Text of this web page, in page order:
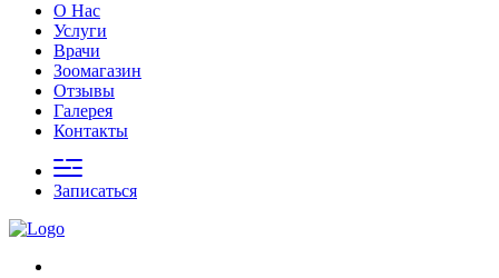
О Нас
Услуги
Врачи
Зоомагазин
Отзывы
Галерея
Контакты
Записаться